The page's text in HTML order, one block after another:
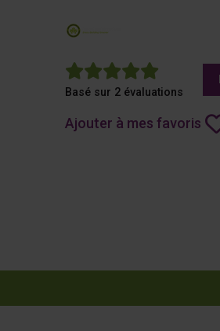
5
Basé sur 2 évaluations
Ajouter à mes favoris